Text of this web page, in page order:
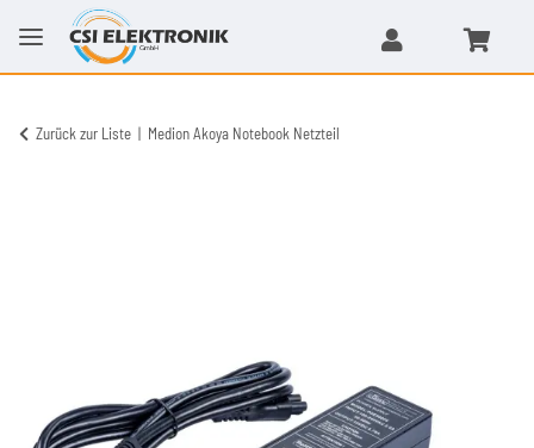
Zurück zur Liste Medion Akoya Notebook Netzteil